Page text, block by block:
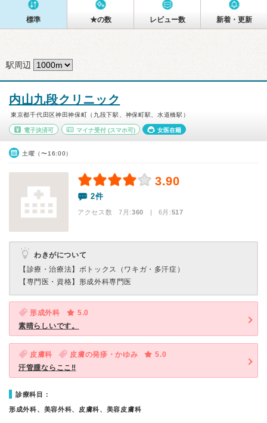
標準 ★の数 レビュー数 新着・更新
駅周辺
内山九段クリニック
東京都千代田区神田神保町（九段下駅、神保町駅、水道橋駅）
電子決済可 マイナ受付(スマホ可) 女医在籍
土曜（〜16:00）
3.90
2件
アクセス数 7月:360 | 6月:517
わきがについて
【診療・治療法】 ボトックス（ワキガ・多汗症）
【専門医・資格】 形成外科専門医
形成外科
5.0
素晴らしいです。
皮膚科 皮膚の発疹・かゆみ
5.0
汗管腫ならここ‼︎
診療科目：
形成外科、美容外科、皮膚科、美容皮膚科